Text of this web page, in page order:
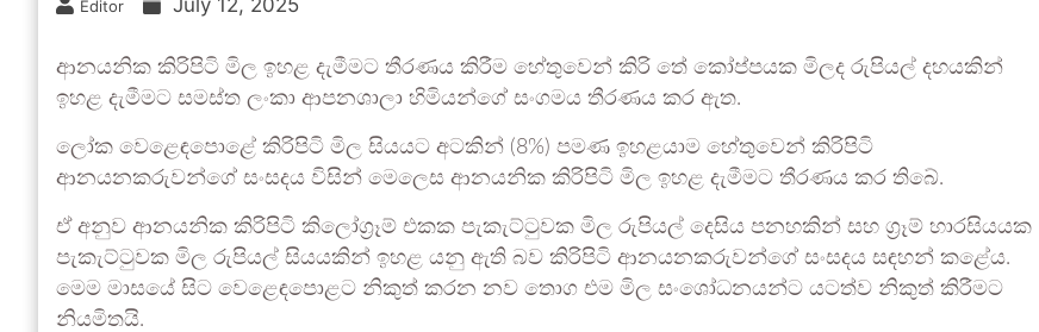
Editor July 12, 2025
ආනයනික කිරිපිටි මිල ඉහළ දැමීමට තීරණය කිරීම හේතුවෙන් කිරි තේ කෝප්පයක මිලද රුපියල් දහයකින්
ඉහළ දැමීමට සමස්ත ලංකා ආපනශාලා හිමියන්ගේ සංගමය තීරණය කර ඇත.
ලෝක වෙළෙඳපොළේ කිරිපිටි මිල සියයට අටකින් (8%) පමණ ඉහළයාම හේතුවෙන් කිරිපිටි
ආනයනකරුවන්ගේ සංසදය විසින් මෙලෙස ආනයනික කිරිපිටි මිල ඉහළ දැමීමට තීරණය කර තිබේ.
ඒ අනුව ආනයනික කිරිපිටි කිලෝග්‍රෑම් එකක පැකැට්ටුවක මිල රුපියල් දෙසිය පනහකින් සහ ග්‍රෑම් හාරසියයක
පැකැට්ටුවක මිල රුපියල් සියයකින් ඉහළ යනු ඇති බව කිරිපිටි ආනයනකරුවන්ගේ සංසදය සඳහන් කළේය.
මෙම මාසයේ සිට වෙළෙඳපොළට නිකුත් කරන නව තොග එම මිල සංශෝධනයන්ට යටත්ව නිකුත් කිරීමට
නියමිතයි.